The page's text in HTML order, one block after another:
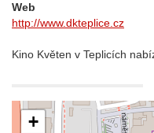
Web
http://www.dkteplice.cz
Kino Květen v Teplicích
+